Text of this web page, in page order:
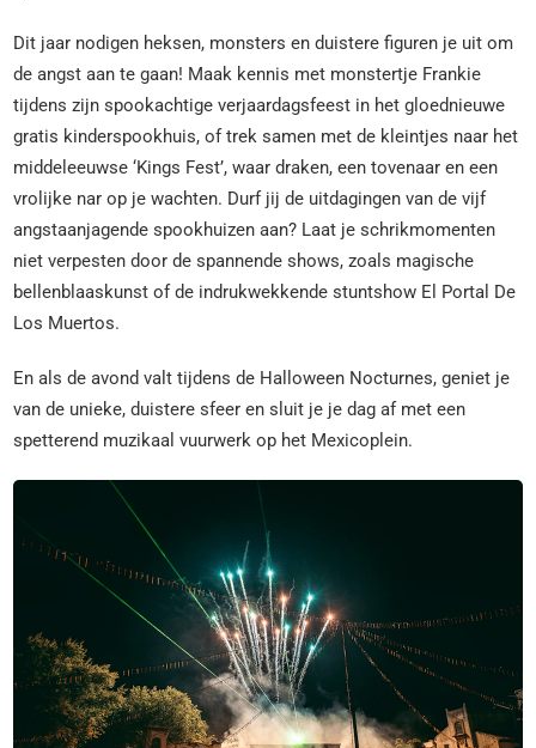
Dit jaar nodigen heksen, monsters en duistere figuren je uit om
de angst aan te gaan! Maak kennis met monstertje Frankie
tijdens zijn spookachtige verjaardagsfeest in het gloednieuwe
gratis kinderspookhuis, of trek samen met de kleintjes naar het
middeleeuwse ‘Kings Fest’, waar draken, een tovenaar en een
vrolijke nar op je wachten. Durf jij de uitdagingen van de vijf
angstaanjagende spookhuizen aan? Laat je schrikmomenten
niet verpesten door de spannende shows, zoals magische
bellenblaaskunst of de indrukwekkende stuntshow El Portal De
Los Muertos.
En als de avond valt tijdens de Halloween Nocturnes, geniet je
van de unieke, duistere sfeer en sluit je je dag af met een
spetterend muzikaal vuurwerk op het Mexicoplein.